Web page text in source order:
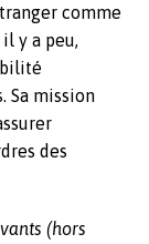
comme
y a peu,
Sa mission
des
(hors